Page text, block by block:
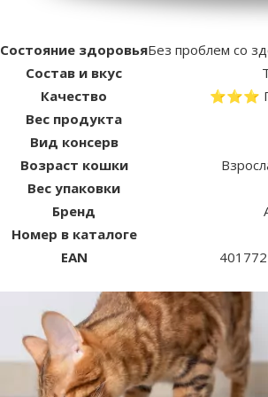
Состояние здоровьяБез проблем со
Состав и вкус
Качество
⭐⭐⭐
Вес продукта
Вид консерв
Возраст кошки
Вес упаковки
Бренд
Номер в каталоге
EAN